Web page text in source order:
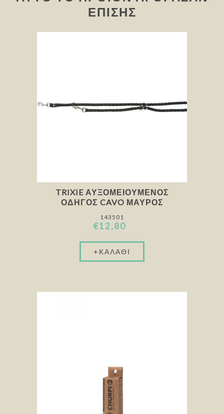
ΕΠΊΣΗΣ
TRIXIE ΑΥΞΟΜΕΙΟΎΜΕΝΟΣ
ΟΔΗΓΌΣ CAVO ΜΑΎΡΟΣ
143501
€12,80